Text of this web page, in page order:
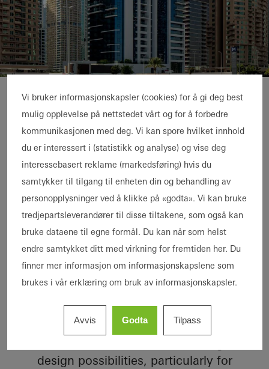
Me Do Re Towers
Exclusive residential
tower – luxury across 41
floors
The Me Do Re residential tower is a highly
modern and elegant newbuild project. The
building is located on the bank of an
artificial lake in the prestigious Dubai
Jumeirah Lake Towers residential complex
and was established using state-of-the-art
Among other things, highly stable doors
and Design sliding doors from Schüco
design possibilities, particularly for
Vi bruker informasjonskapsler (cookies) for å gi deg best
mulig opplevelse på nettstedet vårt og for å forbedre
kommunikasjonen med deg. Vi kan spore hvilket innhold
du er interessert i (statistikk og analyse) og vise deg
interessebasert reklame (markedsføring) hvis du
samtykker til tilgang til enheten din og behandling av
personopplysninger ved å klikke på «godta». Vi kan bruke
tredjepartsleverandører til disse tiltakene, som også kan
bruke dataene til egne formål. Du kan når som helst
endre samtykket ditt med virkning for fremtiden her. Du
finner mer informasjon om informasjonskapslene som
brukes i vår erklæring om bruk av informasjonskapsler.
Avvis Godta Tilpass